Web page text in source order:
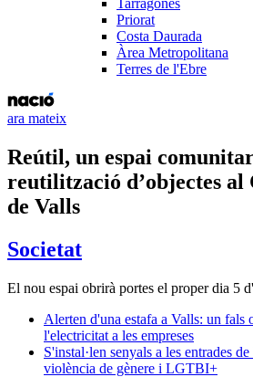
Priorat
Costa Daurada
Àrea Metropolitana
Terres de l'Ebre
ara mateix
Reútil, un espai
reutilització d’objectes
de Valls
Societat
El nou espai obrirà portes el proper dia 5
Alerten d'una estafa a Valls: un fals
l'electricitat a les empreses
S'instal·len senyals a les entrades
violència de gènere i LGTBI+